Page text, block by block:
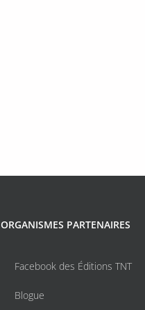
ORGANISMES PARTENAIRES
Facebook des Éditions TNT
Blogue